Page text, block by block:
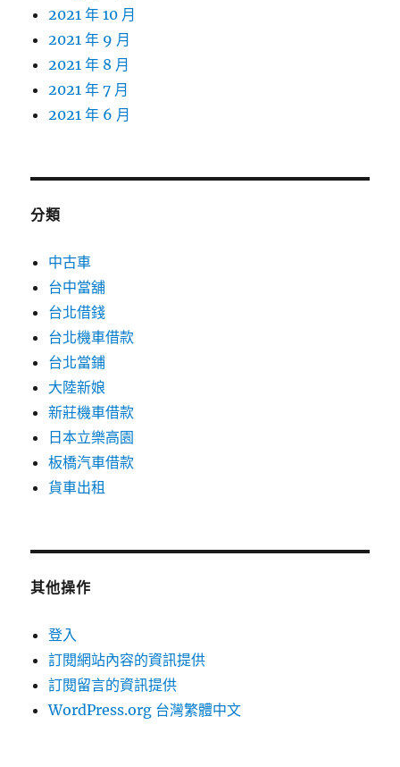
2021 年 10 月
2021 年 9 月
2021 年 8 月
2021 年 7 月
2021 年 6 月
分類
中古車
台中當舖
台北借錢
台北機車借款
台北當鋪
大陸新娘
新莊機車借款
日本立樂高園
板橋汽車借款
貨車出租
其他操作
登入
訂閱網站內容的資訊提供
訂閱留言的資訊提供
WordPress.org 台灣繁體中文